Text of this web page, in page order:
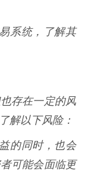
系统，了解其
存在一定的风
解以下风险：
的同时，也会
可能会面临更